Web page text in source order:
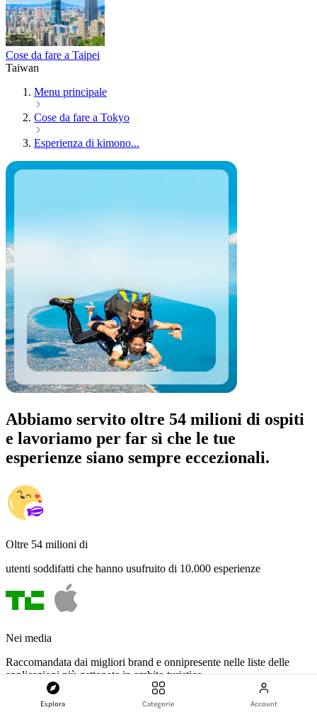
Esplora Categorie Account
Cose da fare a Taipei
Taiwan
Menu principale
Cose da fare a Tokyo
Esperienza di kimono...
Abbiamo servito oltre 54 milioni di ospiti
e lavoriamo per far sì che le tue
esperienze siano sempre eccezionali.
Oltre 54 milioni di
utenti soddifatti che hanno usufruito di 10.000 esperienze
Nei media
Raccomandata dai migliori brand e onnipresente nelle liste delle
applicazioni più gettonate in ambito turistico